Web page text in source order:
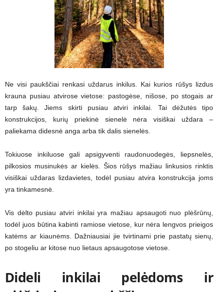
Ne visi paukščiai renkasi uždarus inkilus. Kai kurios rūšys lizdus
krauna pusiau atvirose vietose: pastogėse, nišose, po stogais ar
tarp šakų. Jiems skirti pusiau atviri inkilai. Tai dėžutės tipo
konstrukcijos, kurių priekinė sienelė nėra visiškai uždara –
paliekama didesnė anga arba tik dalis sienelės.
Tokiuose inkiluose gali apsigyventi raudonuodegės, liepsnelės,
pilkosios musinukės ar kielės. Šios rūšys mažiau linkusios rinktis
visiškai uždaras lizdavietes, todėl pusiau atvira konstrukcija joms
yra tinkamesnė.
Vis dėlto pusiau atviri inkilai yra mažiau apsaugoti nuo plėšrūnų,
todėl juos būtina kabinti ramiose vietose, kur nėra lengvos prieigos
katėms ar kiaunėms. Dažniausiai jie tvirtinami prie pastatų sienų,
po stogeliu ar kitose nuo lietaus apsaugotose vietose.
Dideli inkilai pelėdoms ir